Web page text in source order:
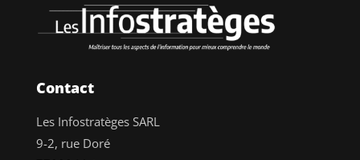
Contact
Les Infostratèges SARL
9-2, rue Doré